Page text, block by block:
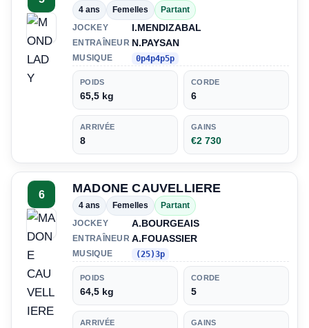
4 ans Femelles
Partant
JOCKEY
I.MENDIZABAL
ENTRAÎNEUR N.PAYSAN
MUSIQUE 0p4p4p5p
POIDS
65,5 kg
CORDE
6
ARRIVÉE
8
GAINS
€2 730
6 MADONE CAUVELLIERE
4 ans Femelles
Partant
JOCKEY
A.BOURGEAIS
ENTRAÎNEUR A.FOUASSIER
MUSIQUE (25)3p
POIDS
64,5 kg
CORDE
5
ARRIVÉE GAINS